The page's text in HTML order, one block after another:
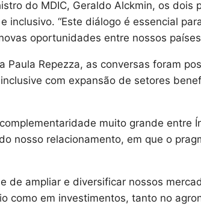
do MDIC, Geraldo Alckmin, os dois
inclusivo. “Este diálogo é essencial
oportunidades entre nossos
Paula Repezza, as conversas foram
com expansão de setores
muito grande entre
nosso relacionamento, em que o
de ampliar e diversificar nossos
como em investimentos, tanto no